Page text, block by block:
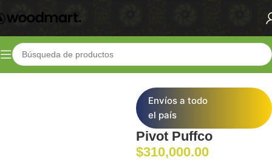
Inicio Shop Vaporizadores Vaporizadores Extracciones
Envíos a todo
el país
Pivot Puffco
$310,000.00